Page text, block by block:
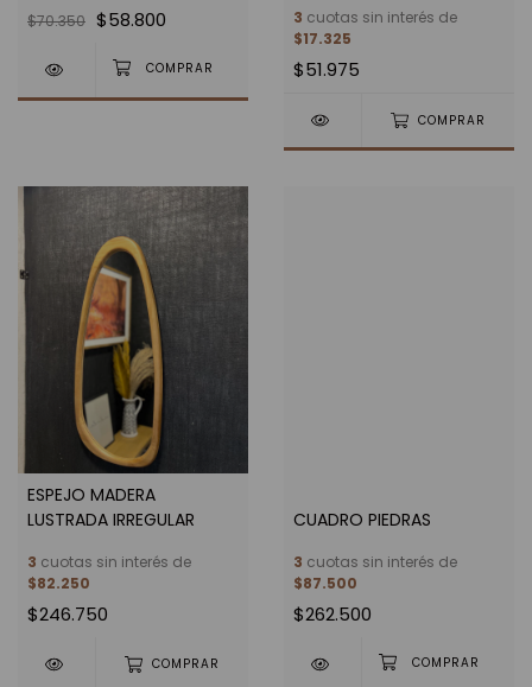
$70.350 $58.800 3 cuotas sin interés de
$17.325
$51.975
COMPRAR
ESPEJO MADERA
LUSTRADA IRREGULAR
3 cuotas sin interés de
$82.250
$246.750
COMPRAR
CUADRO PIEDRAS
3 cuotas sin interés de
$87.500
$262.500